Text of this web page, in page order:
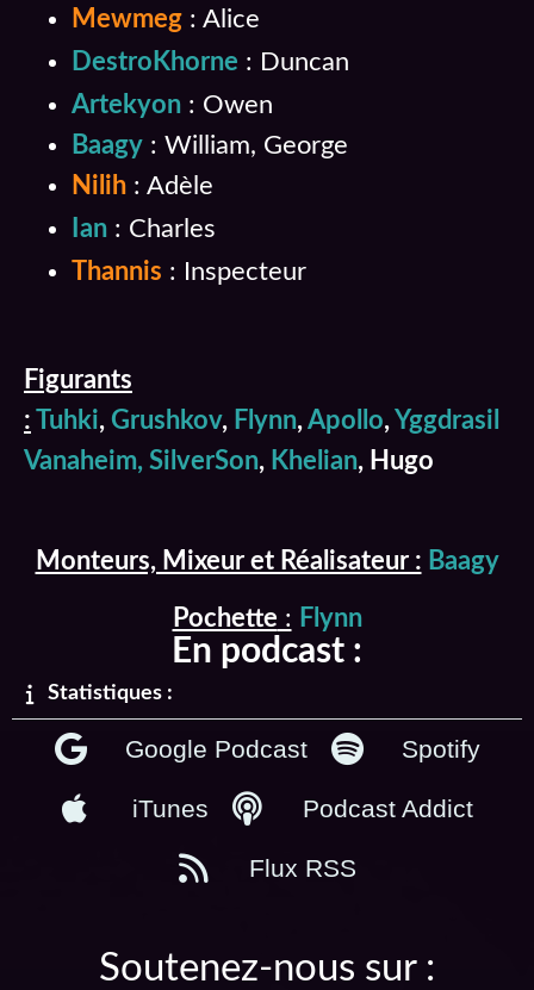
Mewmeg : Alice
DestroKhorne : Duncan
Artekyon : Owen
Baagy : William, George
Nilih : Adèle
Ian : Charles
Thannis : Inspecteur
Figurants
: Tuhki, Grushkov, Flynn,Apollo, Yggdrasil
Vanaheim, SilverSon, Khelian, Hugo
Monteurs, Mixeur et Réalisateur : Baagy
Pochette : Flynn
Statistiques :
En podcast :
Google Podcast Spotify
iTunes Podcast Addict
Flux RSS
Soutenez-nous sur :